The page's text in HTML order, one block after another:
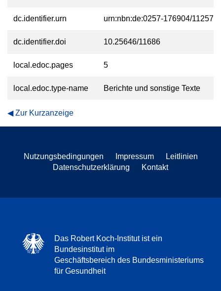
dc.identifier.urn urn:nbn:de:0257-176904/11257-4
dc.identifier.doi 10.25646/11686
local.edoc.pages 5
local.edoc.type-name Berichte und sonstige Texte
Zur Kurzanzeige
Nutzungsbedingungen Impressum
Leitlinien
Datenschutzerklärung
Kontakt
Das Robert Koch-Institut ist ein
Bundesinstitut im
Geschäftsbereich des Bundesministeriums
für Gesundheit